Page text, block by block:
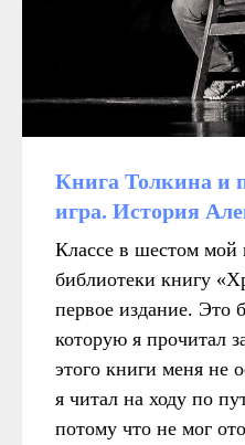
Книга Толкина и
игра. История
Классе в шестом мой
библиотеки книгу
первое издание. Это
которую я прочитал
этого книги меня не
я читал на ходу по
потому что не мог